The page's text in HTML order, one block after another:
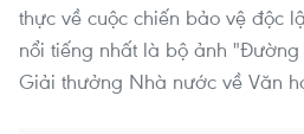
thực về cuộc chiến bảo vệ độc
nổi tiếng nhất là bộ ảnh
Giải thưởng Nhà nước về Văn